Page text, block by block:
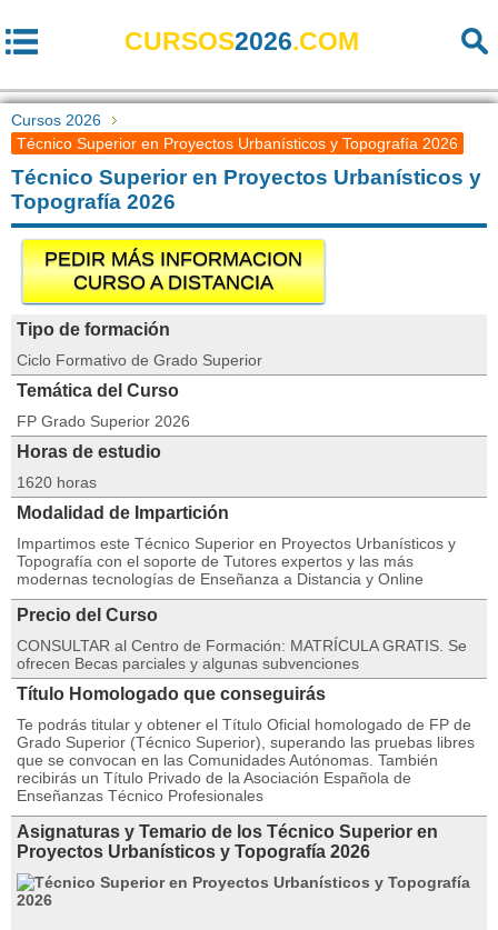
CURSOS2026.COM
Cursos 2026
Técnico Superior en Proyectos Urbanísticos y Topografía 2026
Técnico Superior en Proyectos Urbanísticos y
Topografía 2026
PEDIR MÁS INFORMACION
CURSO A DISTANCIA
Tipo de formación
Ciclo Formativo de Grado Superior
Temática del Curso
FP Grado Superior 2026
Horas de estudio
1620 horas
Modalidad de Impartición
Impartimos este Técnico Superior en Proyectos Urbanísticos y
Topografía con el soporte de Tutores expertos y las más
modernas tecnologías de Enseñanza a Distancia y Online
Precio del Curso
CONSULTAR al Centro de Formación: MATRÍCULA GRATIS. Se
ofrecen Becas parciales y algunas subvenciones
Título Homologado que conseguirás
Te podrás titular y obtener el Título Oficial homologado de FP de
Grado Superior (Técnico Superior), superando las pruebas libres
que se convocan en las Comunidades Autónomas. También
recibirás un Título Privado de la Asociación Española de
Enseñanzas Técnico Profesionales
Asignaturas y Temario de los Técnico Superior en
Proyectos Urbanísticos y Topografía 2026